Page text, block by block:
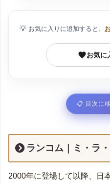
香水を付けるマナー！
商品選びの注意！｜正
いて
💡 お気に入りに追加すると、
お気に
📋 目次に
ランコム｜ミ・ラ
2000年に登場して以降、日